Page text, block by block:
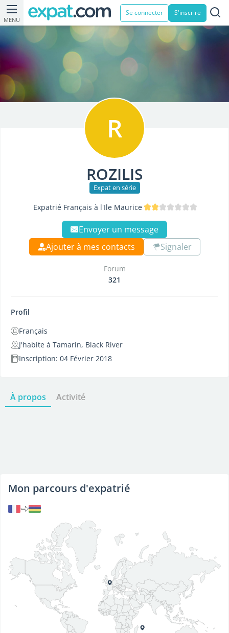
MENU
Se connecter S'inscrire
R
ROZILIS
Expat en série
Expatrié Français à l'Ile Maurice
Envoyer un message
Ajouter à mes contacts
Signaler
Forum
321
Profil
Français
J'habite à Tamarin, Black River
Inscription: 04 Février 2018
À propos Activité
Mon parcours d'expatrié